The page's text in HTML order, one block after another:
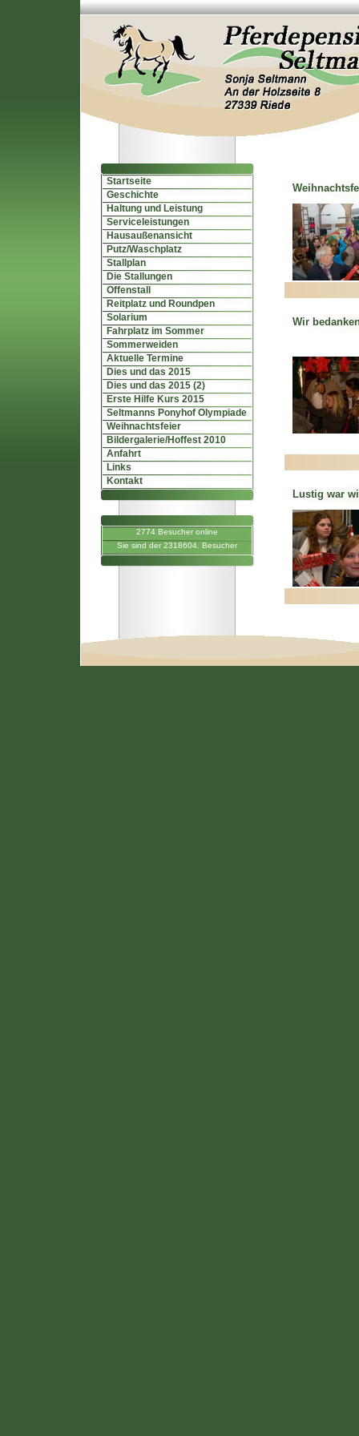
Startseite
Geschichte
Haltung und Leistung
Serviceleistungen
Hausaußenansicht
Putz/Waschplatz
Stallplan
Die Stallungen
Offenstall
Reitplatz und Roundpen
Solarium
Fahrplatz im Sommer
Sommerweiden
Aktuelle Termine
Dies und das 2015
Dies und das 2015 (2)
Erste Hilfe Kurs 2015
Seltmanns Ponyhof Olympiade
Weihnachtsfeier
Bildergalerie/Hoffest 2010
Anfahrt
Links
Kontakt
2774 Besucher online
Sie sind der 2318604. Besucher
Wir
Lustig war